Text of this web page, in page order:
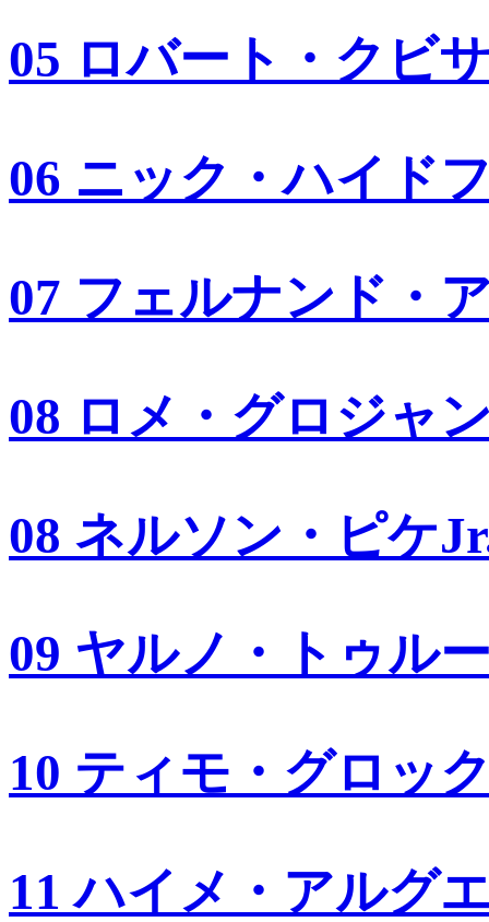
05 ロバート・クビ
06 ニック・ハイド
07 フェルナンド・
08 ロメ・グロジャ
08 ネルソン・ピケ
09 ヤルノ・トゥル
10 ティモ・グロッ
11 ハイメ・アルグ